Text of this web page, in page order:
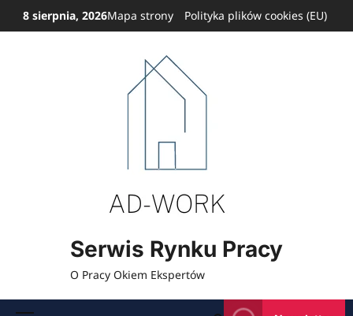
Przejdź8 sierpnia, 2026Mapa strony Polityka plików cookies (EU)
Serwis Rynku Pracy
O Pracy Okiem Ekspertów